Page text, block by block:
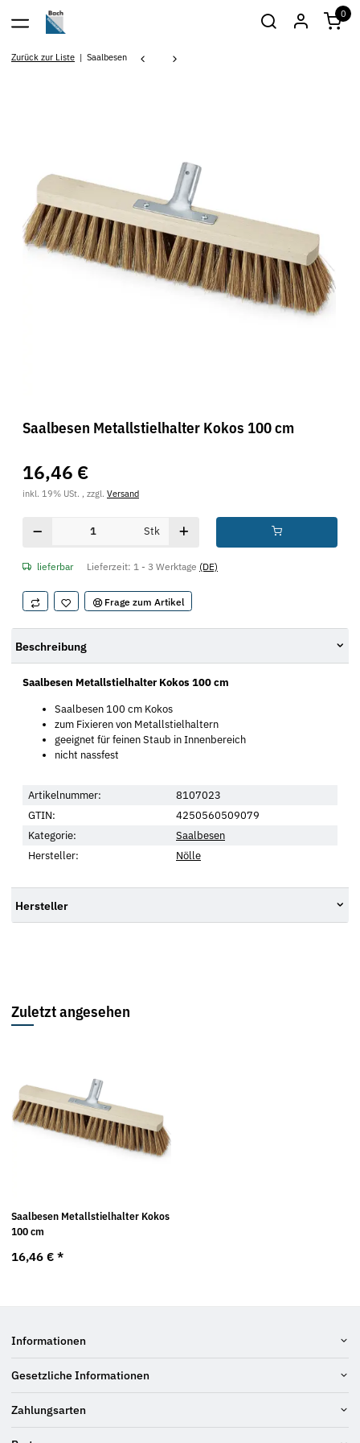
0
Zurück zur Liste Saalbesen
Saalbesen Metallstielhalter Kokos 100 cm
16,46 €
inkl. 19% USt. , zzgl. Versand
Stk
lieferbar Lieferzeit: 1 - 3 Werktage (DE)
Frage zum Artikel
Beschreibung
Saalbesen Metallstielhalter Kokos 100 cm
Saalbesen 100 cm Kokos
zum Fixieren von Metallstielhaltern
geeignet für feinen Staub in Innenbereich
nicht nassfest
Artikelnummer:
8107023
GTIN:
4250560509079
Kategorie:
Saalbesen
Hersteller:
Nölle
Hersteller
Zuletzt angesehen
Saalbesen Metallstielhalter Kokos
100 cm
16,46 € *
Informationen
Gesetzliche Informationen
Zahlungsarten